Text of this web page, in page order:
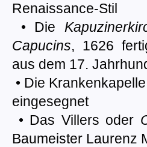
Renaissance-Stil
• Die
Capucins, 1626
aus dem 17.
• Die
eingesegnet
• Das Villers oder
Baumeister Laurenz